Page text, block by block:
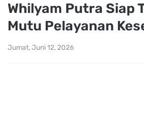
Whilyam Putra Siap
Mutu Pelayanan
Jumat, Juni 12, 2026